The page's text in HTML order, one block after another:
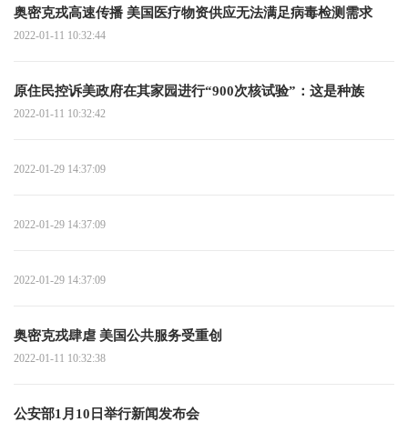
奥密克戎高速传播 美国医疗物资供应无法满足病毒检测需求
2022-01-11 10:32:44
原住民控诉美政府在其家园进行“900次核试验”：这是种族
2022-01-11 10:32:42
2022-01-29 14:37:09
2022-01-29 14:37:09
2022-01-29 14:37:09
奥密克戎肆虐 美国公共服务受重创
2022-01-11 10:32:38
公安部1月10日举行新闻发布会